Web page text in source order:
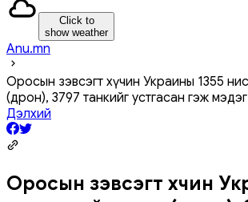
Click to
show weather
Anu.mn
Оросын зэвсэгт хүчин Украины 1355
(дрон), 3797 танкийг устгасан гэж мэдэг
Дэлхий
Оросын зэвсэгт хүчин